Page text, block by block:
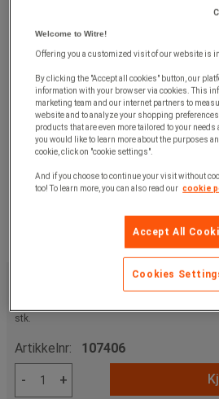
ekskl. mva
stk.
Artikkelnr: 107406
- +
Welcome to Witre!
Offering you a customized visit of our website is
By clicking the "Accept all cookies" button, our
information with your browser via cookies. This
marketing team and our internet partners to
website and to analyze your shopping
products that are even more tailored to your
you would like to learn more about the purposes
cookie, click on "cookie settings".
And if you choose to continue your visit without
too! To learn more, you can also read our cookie
Accept All
Cookies